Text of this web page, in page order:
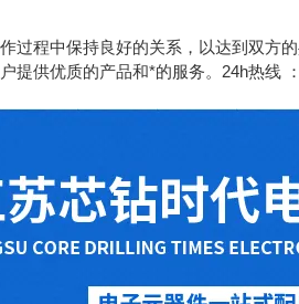
过程中保持良好的关系，以达到双方
提供优质的产品和*的服务。24h热线